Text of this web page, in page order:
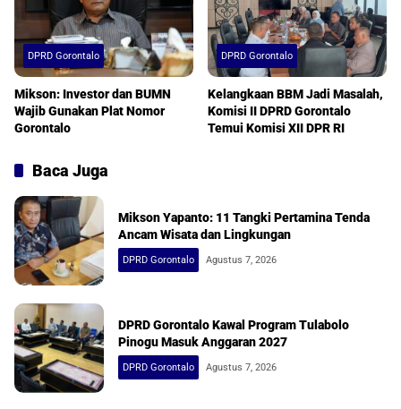
DPRD Gorontalo
Mikson: Investor dan BUMN
Wajib Gunakan Plat Nomor
Gorontalo
DPRD Gorontalo
Kelangkaan BBM Jadi Masalah,
Komisi II DPRD Gorontalo
Temui Komisi XII DPR RI
Baca Juga
Mikson Yapanto: 11 Tangki Pertamina Tenda
Ancam Wisata dan Lingkungan
DPRD Gorontalo Agustus 7, 2026
DPRD Gorontalo Kawal Program Tulabolo
Pinogu Masuk Anggaran 2027
DPRD Gorontalo Agustus 7, 2026